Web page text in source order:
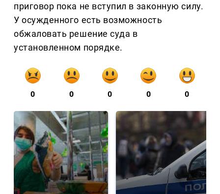
приговор пока не вступил в законную силу.
У осужденного есть возможность
обжаловать решение суда в
установленном порядке.
0 0 0 0 0